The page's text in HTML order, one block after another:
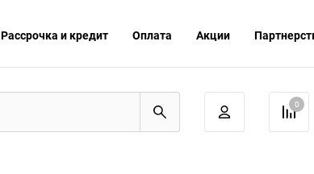
Рассрочка и кредит Оплата Акции
0